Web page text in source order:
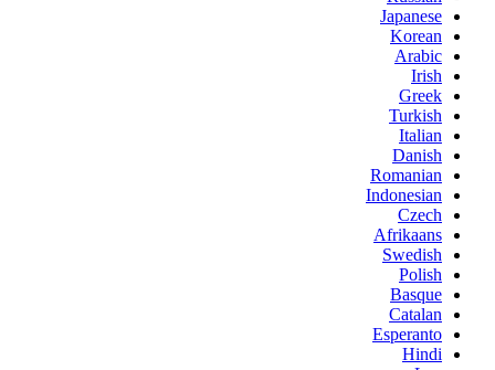
Japanese
Korean
Arabic
Irish
Greek
Turkish
Italian
Danish
Romanian
Indonesian
Czech
Afrikaans
Swedish
Polish
Basque
Catalan
Esperanto
Hindi